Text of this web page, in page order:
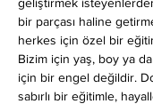
bir parçası haline
herkes için özel bir
Bizim için yaş, boy ya
için bir engel değildir.
sabırlı bir eğitimle,